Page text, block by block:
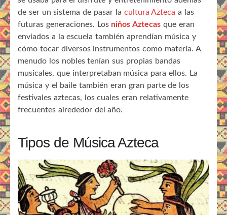
de ser un sistema de pasar la cultura Azteca a las
futuras generaciones. Los niños Aztecas que eran
enviados a la escuela también aprendían música y
cómo tocar diversos instrumentos como materia. A
menudo los nobles tenían sus propias bandas
musicales, que interpretaban música para ellos. La
música y el baile también eran gran parte de los
festivales aztecas, los cuales eran relativamente
frecuentes alrededor del año.
Tipos de Música Azteca